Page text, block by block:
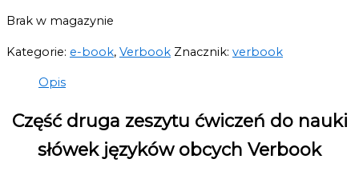
Brak w magazynie
Kategorie: e-book, Verbook Znacznik: verbook
Opis
Część druga zeszytu ćwiczeń do nauki
słówek języków obcych Verbook